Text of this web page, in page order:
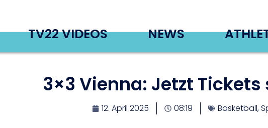
TV22 VIDEOS NEWS
3×3 Vienna: Jetzt
12. April 2025 08:19 Basketball,